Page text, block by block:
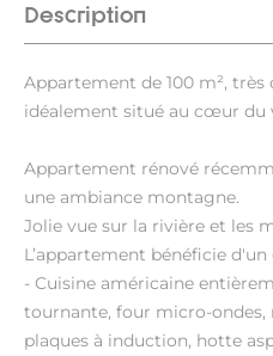
Description
Appartement de 100 m²,
idéalement situé au cœur du
Appartement rénové
une ambiance montagne.
Jolie vue sur la rivière et les
L’appartement bénéficie
- Cuisine américaine
tournante, four micro-
plaques à induction, hotte